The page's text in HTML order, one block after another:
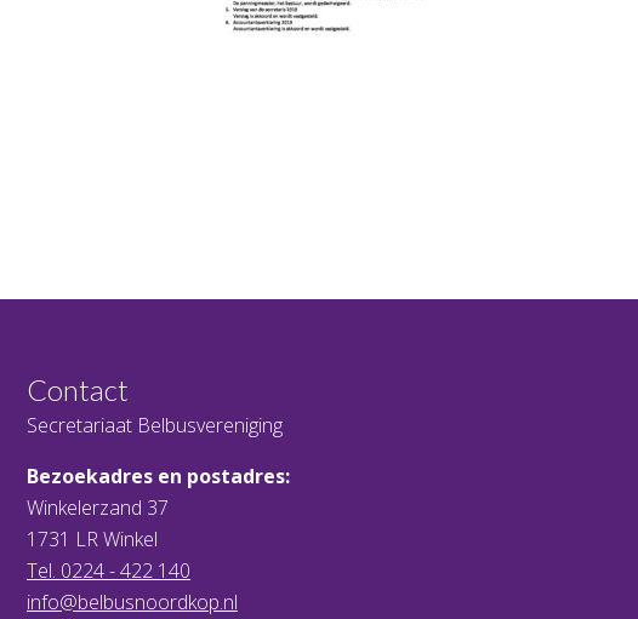
Contact
Secretariaat Belbusvereniging
Bezoekadres en postadres:
Winkelerzand 37
1731 LR Winkel
Tel. 0224 - 422 140
info@belbusnoordkop.nl